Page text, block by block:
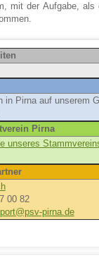
mit der Aufgabe, als
in Pirna auf unserem
Pirna
unseres
00 82
pirna.de